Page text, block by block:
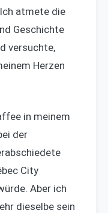
atmete die
Geschichte
versuchte,
Herzen
in meinem
der
City
Aber ich
dieselbe sein